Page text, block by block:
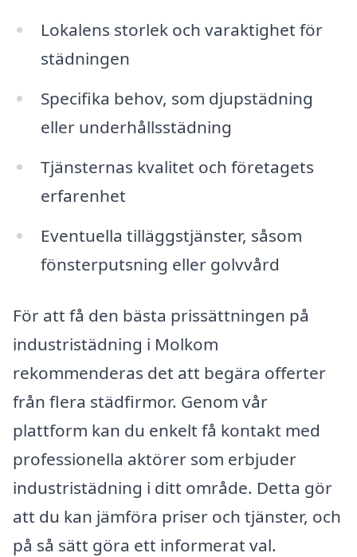
Lokalens storlek och varaktighet för
städningen
Specifika behov, som djupstädning
eller underhållsstädning
Tjänsternas kvalitet och företagets
erfarenhet
Eventuella tilläggstjänster, såsom
fönsterputsning eller golvvård
För att få den bästa prissättningen på
industristädning i Molkom
rekommenderas det att begära offerter
från flera städfirmor. Genom vår
plattform kan du enkelt få kontakt med
professionella aktörer som erbjuder
industristädning i ditt område. Detta gör
att du kan jämföra priser och tjänster, och
på så sätt göra ett informerat val.